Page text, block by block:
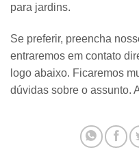
para jardins.
Se preferir, preencha
entraremos em contato
logo abaixo. Ficaremos
dúvidas sobre o assunto.